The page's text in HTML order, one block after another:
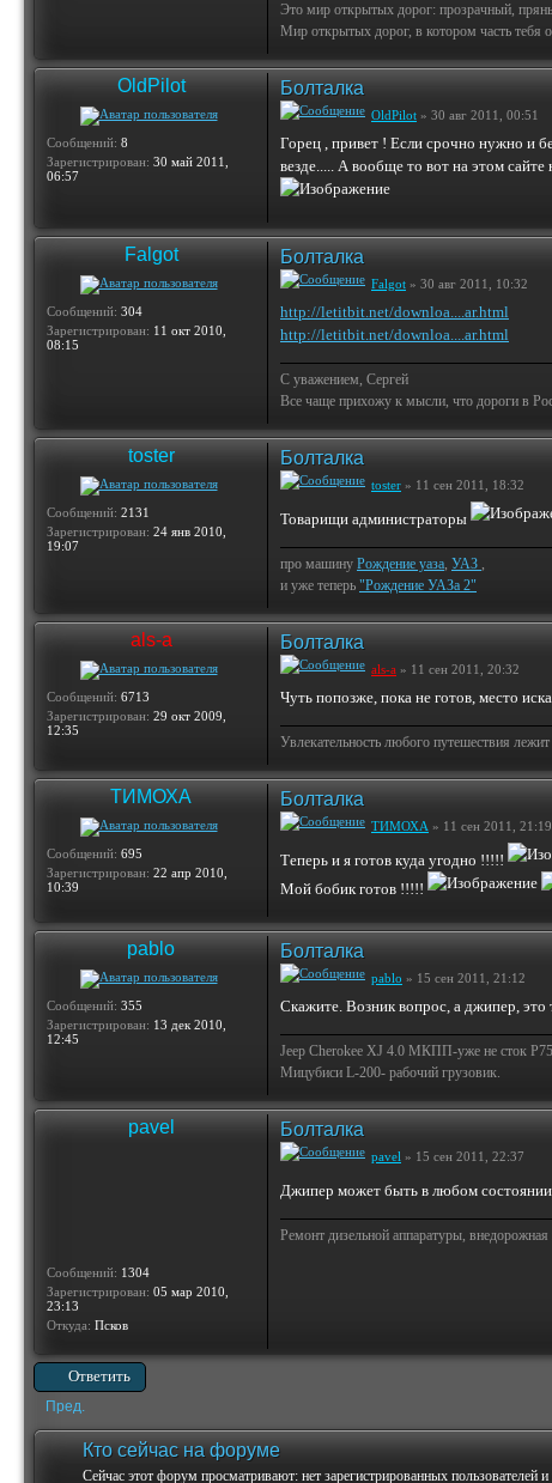
Это мир открытых дорог: прозрачный,
Мир открытых дорог, в котором часть тебя
OldPilot
Сообщений: 8
Зарегистрирован: 30 май 2011,
06:57
Болталка
OldPilot » 30 авг 2011, 00:51
Горец , привет ! Если срочно нужно и
везде..... А вообще то вот на этом сайте
Falgot
Сообщений: 304
Зарегистрирован: 11 окт 2010,
08:15
Болталка
Falgot » 30 авг 2011, 10:32
http://letitbit.net/downloa....ar.html
http://letitbit.net/downloa....ar.html
С уважением, Сергей
Все чаще прихожу к мысли, что дороги в
toster
Сообщений: 2131
Зарегистрирован: 24 янв 2010,
19:07
Болталка
toster » 11 сен 2011, 18:32
Товарищи администраторы
про машину Рождение уаза, УАЗ ,
и уже теперь "Рождение УАЗа 2"
als-a
Сообщений: 6713
Зарегистрирован: 29 окт 2009,
12:35
Болталка
als-a » 11 сен 2011, 20:32
Чуть попозже, пока не готов, место
Увлекательность любого путешествия
ТИМОХА
Сообщений: 695
Зарегистрирован: 22 апр 2010,
10:39
Болталка
ТИМОХА » 11 сен 2011, 21:19
Теперь и я готов куда угодно !!!!!
Мой бобик готов !!!!!
pablo
Сообщений: 355
Зарегистрирован: 13 дек 2010,
12:45
Болталка
pablo » 15 сен 2011, 21:12
Скажите. Возник вопрос, а джипер,
Jeep Cherokee XJ 4.0 МКПП-уже не сток
Мицубиси L-200- рабочий грузовик.
pavel
Сообщений: 1304
Зарегистрирован: 05 мар 2010,
23:13
Откуда: Псков
Болталка
pavel » 15 сен 2011, 22:37
Джипер может быть в любом
Ремонт дизельной аппаратуры, внедорожная
Ответить
Пред.
Кто сейчас на форуме
Сейчас этот форум просматривают: нет зарегистрированных пользователей и